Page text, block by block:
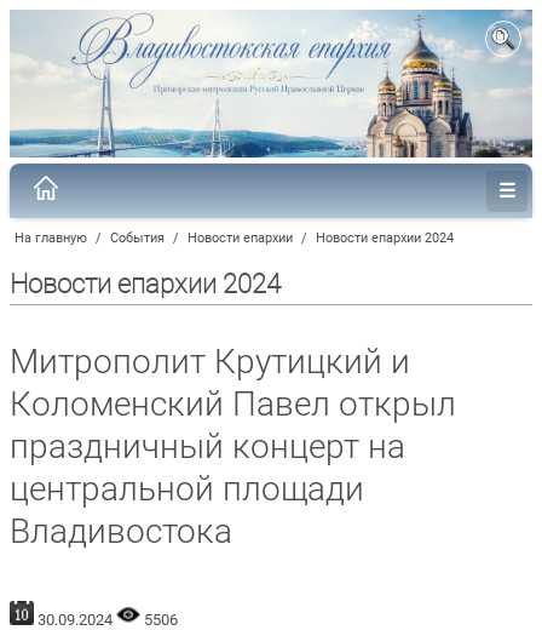
На главную / События / Новости епархии / Новости епархии 2024
Новости епархии 2024
Митрополит Крутицкий и
Коломенский Павел открыл
праздничный концерт на
центральной площади
Владивостока
30.09.2024
5506